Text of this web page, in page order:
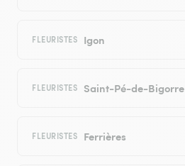
FLEURISTES Igon
FLEURISTES Saint-Pé-de-Bigorre
FLEURISTES Ferrières